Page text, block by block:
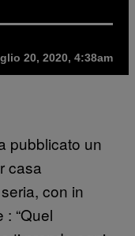
20, 2020, 4:38am
pubblicato un
casa
con in
“Quel